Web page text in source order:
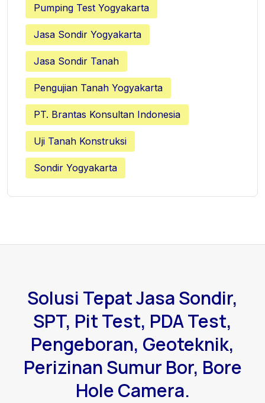
Pumping Test Yogyakarta
Jasa Sondir Yogyakarta
Jasa Sondir Tanah
Pengujian Tanah Yogyakarta
PT. Brantas Konsultan Indonesia
Uji Tanah Konstruksi
Sondir Yogyakarta
Solusi Tepat Jasa Sondir,
SPT, Pit Test, PDA Test,
Pengeboran, Geoteknik,
Perizinan Sumur Bor, Bore
Hole Camera.